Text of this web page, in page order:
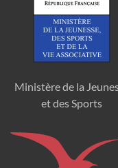
Ministère de la
et des Sports